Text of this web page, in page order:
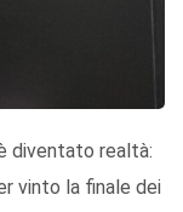
diventato realtà:
vinto la finale dei